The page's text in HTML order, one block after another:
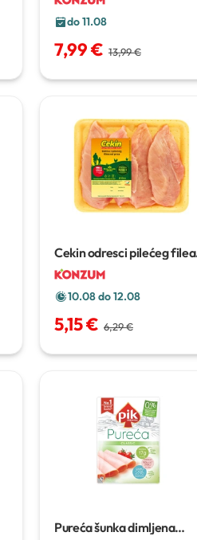
do 11.08
7,99 € 13,99 €
Cekin odresci pilećeg filea
400g
10.08 do 12.08
5,15 € 6,29 €
Pureća šunka dimljena